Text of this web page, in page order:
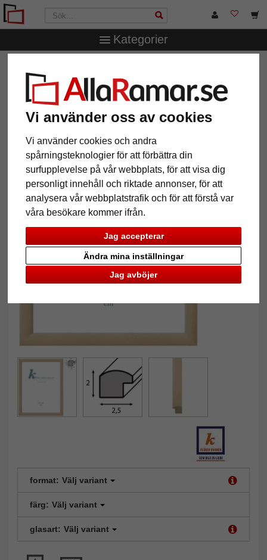
Vi använder oss av cookies
Vi använder cookies och andra
spårningsteknologier för att förbättra din
surfupplevelse på vår webbplats, för att visa dig
personligt innehåll och riktade annonser, för att
analysera vår webbplatstrafik och för att förstå var
våra besökare kommer ifrån.
Jag accepterar
Jag avböjer
Ändra mina inställningar
Kategorier
Träram Laguna
format: Välj variant
färg: Välj variant
glasart: Välj variant